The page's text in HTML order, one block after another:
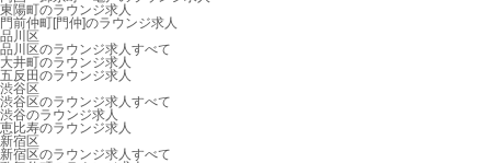
東陽町のラウンジ求人
門前仲町[門仲]のラウンジ求人
品川区
品川区のラウンジ求人すべて
大井町のラウンジ求人
五反田のラウンジ求人
渋谷区
渋谷区のラウンジ求人すべて
渋谷のラウンジ求人
恵比寿のラウンジ求人
新宿区
新宿区のラウンジ求人すべて